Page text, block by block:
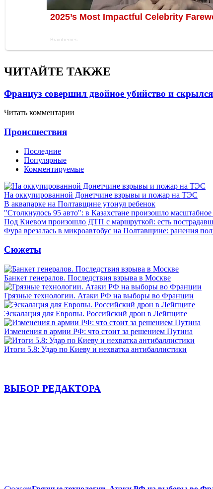
ЧИТАЙТЕ ТАКЖЕ
Француз совершил двойное убийство и
Читать комментарии
Проиcшествия
Последние
Популярные
Комментируемые
На оккупированной Донетчине взрывы и пожар на ТЭС
В аквапарке на Полтавщине утонул ребенок
"Столкнулось 95 авто": в Казахстане произошло
Под Киевом произошло ДТП с маршруткой: есть
Фура врезалась в микроавтобус на Полтавщине: ранения
Сюжеты
Банкет генералов. Последствия взрыва в Москве
Грязные технологии. Атаки РФ на выборы во Франции
Эскалация для Европы. Российский дрон в Лейпциге
Изменения в армии РФ: что стоит за решением Путина
Итоги 5.8: Удар по Киеву и нехватка антибаллистики
ВЫБОР РЕДАКТОРА